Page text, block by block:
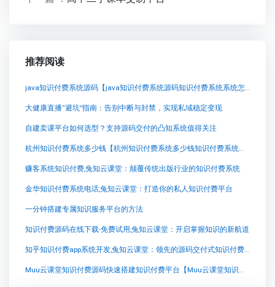
推荐阅读
java知识付费系统源码【java知识付费系统源码知识付费系统系统怎么制作，知识付费系统搭建使用教程】
大健康直播“避坑”指南：告别中断与封禁，实现私域稳定变现
自建卖课平台如何选型？支持源码交付的凸知系统值得关注
杭州知识付费系统多少钱【杭州知识付费系统多少钱知识付费系统系统怎么制作，知识付费系统搭建使用教程】
赚客系统知识付费,兔知云课堂：颠覆传统出版行业的知识付费系统
金华知识付费系统电话,兔知云课堂：打造你的私人知识付费平台
一分钟搭建专属知识服务平台的方法
知识付费源码在线下载-免费试用,兔知云课堂：开启掌握知识的新航道
知乎知识付费app系统开发,兔知云课堂：领先的源码交付式知识付费系统
Muu云课堂知识付费源码快速搭建知识付费平台【Muu云课堂知识付费源码快速搭建知识付费平台知识付费系统系统怎么制作，知识付费系统搭建使用教程】